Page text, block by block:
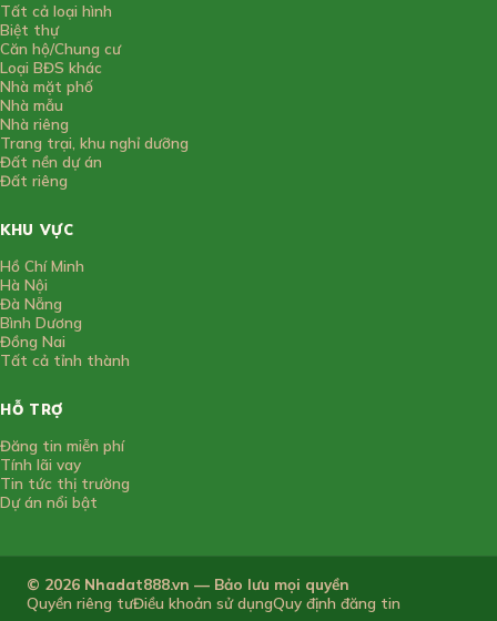
Tất cả loại hình
Biệt thự
Căn hộ/Chung cư
Loại BĐS khác
Nhà mặt phố
Nhà mẫu
Nhà riêng
Trang trại, khu nghỉ dưỡng
Đất nền dự án
Đất riêng
KHU VỰC
Hồ Chí Minh
Hà Nội
Đà Nẵng
Bình Dương
Đồng Nai
Tất cả tỉnh thành
HỖ TRỢ
Đăng tin miễn phí
Tính lãi vay
Tin tức thị trường
Dự án nổi bật
© 2026 Nhadat888.vn — Bảo lưu mọi quyền
Quyền riêng tưĐiều khoản sử dụngQuy định đăng tin